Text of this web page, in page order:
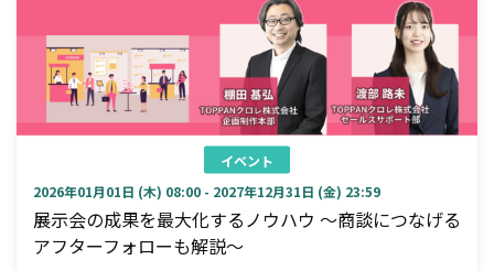
イベント
2026年01月01日 (木) 08:00 - 2027年12月31日 (金) 23:59
展示会の成果を最大化するノウハウ ～商談につなげる
アフターフォローも解説～